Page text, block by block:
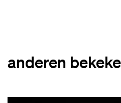
anderen